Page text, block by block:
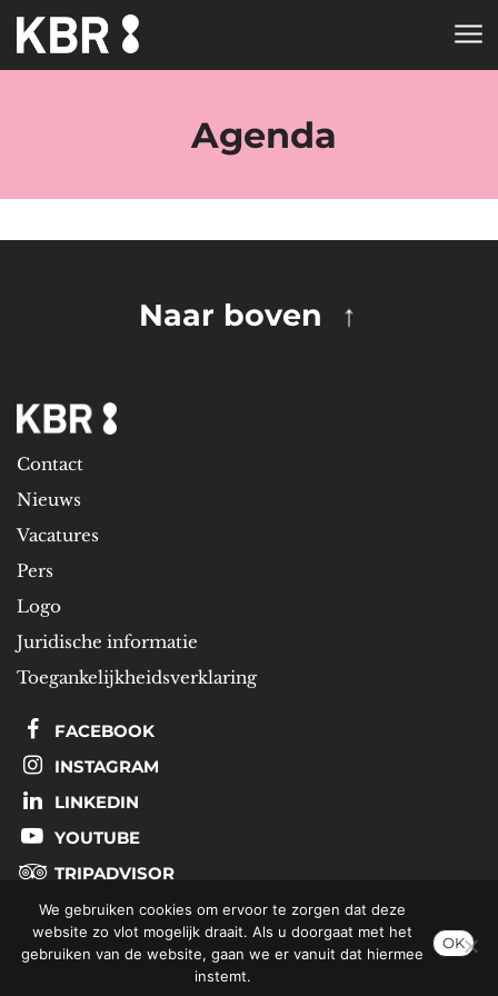
Skip to main content
Agenda
Naar boven
Contact
Nieuws
Vacatures
Pers
Logo
Juridische informatie
Toegankelijkheidsverklaring
FACEBOOK
INSTAGRAM
LINKEDIN
YOUTUBE
TRIPADVISOR
SCHRIJF U IN OP ONZE NIEUWSBRIEF
We gebruiken cookies om ervoor te zorgen dat deze
website zo vlot mogelijk draait. Als u doorgaat met het
gebruiken van de website, gaan we er vanuit dat hiermee
instemt.
OK